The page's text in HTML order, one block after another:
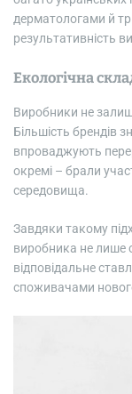
дерматологами й
результативність
Екологічна
Виробники не
Більшість брендів
впроваджують
окремі – брали
середовища.
Завдяки такому
виробника не лише
відповідальне
споживачами